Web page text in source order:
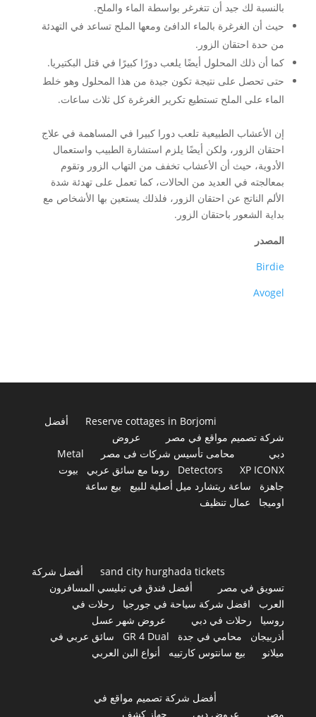
بالنسبة لك جيد أن تتغرغر بواسطة الماء والملح.
حيث أن الغرغرة بالماء الدافئ ومعها الملح تساعد في التهدئة
من حدة احتقان الزور.
كما أن ذلك المحلول أيضًا يلعب دورًا كبيرًا في قتل البكتيريا.
حتى تحصل على نتيجة تكون جيدة من هذا المحلول وهو خلط
الماء على الملح تستطيع تكرير الغرغرة كل ثلاث ساعات.
إن الأعشاب الطبيعية تلعب دورا كبيرا في المساهمة في علاج
احتقان الزور، ولكن أيضًا يلزم استشارة الطبيب واستعمال
الأدوية، حيث أن الأعشاب تخفف من التهاب الزور وتقوم
بمعالجته في العديد من الحالات، كما تعمل على تهدئة شدة
الألم الناتج عن احتقان الزور، فلذلك يستعين بها الأشخاص مع
بداية الشعور باحتقان الزور.
المصدر
Birdie
Avogel
Reserve cottages in Borjomi
أفضل
شركة تصميم مواقع في مصر
عروض
دبي
محامى تأسيس شركات فى مصر
Metal
Detectors
XP ICONX روما مع سائق عربي
بيوت
جاهزة
ساعة ريتشارد ميل أصلية للبيع
بيع ساعة
اوميجا
عمال تنظيف
sand city hurghada tickets
أفضل شركة
تسويق في مصر
أفضل فندق في تبليسي المسافرون
العرب
افضل شركة سياحة في جورجيا
رحلات في
روسيا
رحلات في دبي
عروض شهر عسل
أذربيجان
محامي في جدة GR 4 Dual
سائق عربي في
ميلانو
بيع سانتوس كارتييه أنواع البن العربي
أفضل شركة تصميم مواقع في
مصر
عروض دبي جهاز كشف